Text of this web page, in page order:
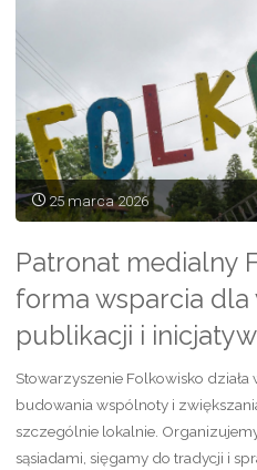
25 marca 2026
Patronat medialny
forma wsparcia dla
publikacji i
Stowarzyszenie Folkowisko
budowania wspólnoty i
szczególnie lokalnie.
sąsiadami, sięgamy do tradycji i